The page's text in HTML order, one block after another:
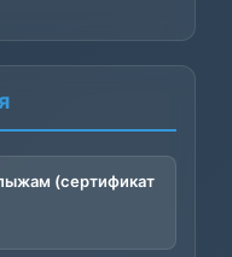
(сертификат